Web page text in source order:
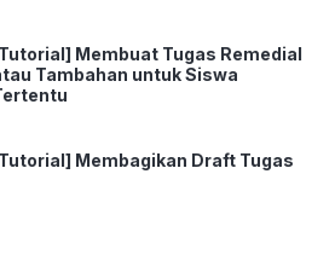
Membuat Tugas Remedial
Tambahan untuk Siswa
Membagikan Draft Tugas